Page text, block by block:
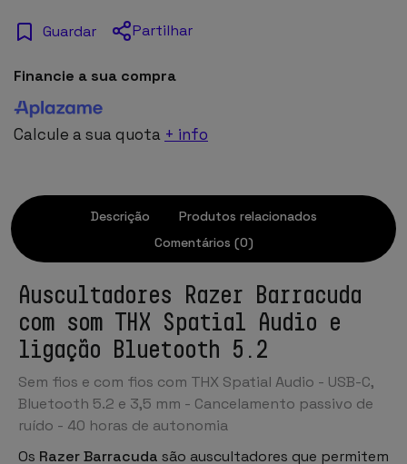
Guardar Partilhar
Financie a sua compra
Calcule a sua quota + info
Descrição
Produtos relacionados
Comentários (0)
Auscultadores Razer Barracuda
com som THX Spatial Audio e
ligação Bluetooth 5.2
Sem fios e com fios com THX Spatial Audio - USB-C,
Bluetooth 5.2 e 3,5 mm - Cancelamento passivo de
ruído - 40 horas de autonomia
Os Razer Barracuda são auscultadores que permitem